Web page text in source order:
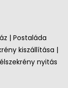
| Postaláda
kiszállítása |
nyitás